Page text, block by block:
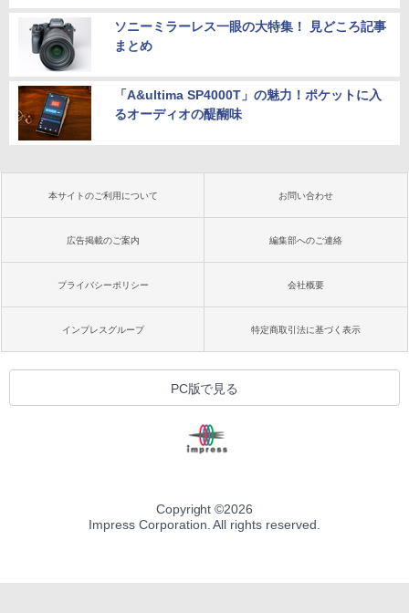
ソニーミラーレス一眼の大特集！ 見どころ記事
まとめ
「A&ultima SP4000T」の魅力！ポケットに入
るオーディオの醍醐味
本サイトのご利用について お問い合わせ
広告掲載のご案内 編集部へのご連絡
プライバシーポリシー 会社概要
インプレスグループ 特定商取引法に基づく表示
PC版で見る
Copyright ©2026
Impress Corporation. All rights reserved.